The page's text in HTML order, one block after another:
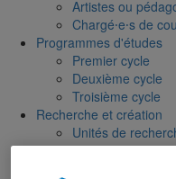
Artistes ou
Chargé⸱e⸱s de
Programmes d'études
Premier cycle
Deuxième cycle
Troisième cycle
Recherche et création
Unités de
Publications